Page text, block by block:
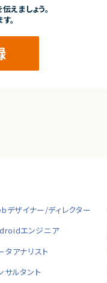
えましょう。
。
デザイナー/ディレクター
エンジニア
タアナリスト
サルタント